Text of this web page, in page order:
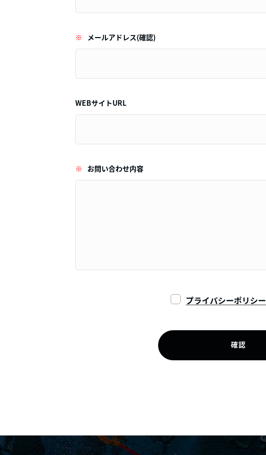
※ メールアドレス(確認)
WEBサイトURL
※ お問い合わせ内容
プライバシーポリシー
確認